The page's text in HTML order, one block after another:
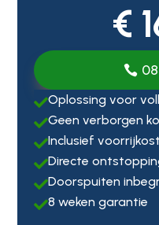
€
Oplossing voor
Geen verborgen
Inclusief
Directe
Doorspuiten
8 weken garantie